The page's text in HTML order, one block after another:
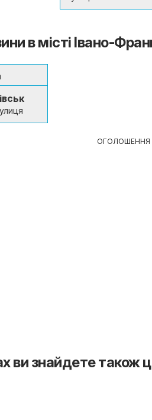
в місті Івано-
ОГОЛОШЕННЯ
ви знайдете також